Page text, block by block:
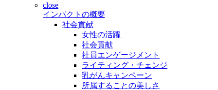
close
インパクトの概要
社会貢献
女性の活躍
社会貢献
社員エンゲージメント
ライティング・チェンジ
乳がんキャンペーン
所属することの美しさ